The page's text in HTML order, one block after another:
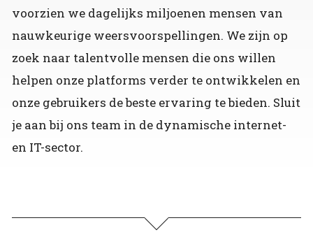
voorzien we dagelijks miljoenen mensen van
nauwkeurige weersvoorspellingen. We zijn op
zoek naar talentvolle mensen die ons willen
helpen onze platforms verder te ontwikkelen en
onze gebruikers de beste ervaring te bieden. Sluit
je aan bij ons team in de dynamische internet-
en IT-sector.